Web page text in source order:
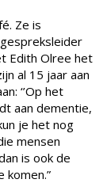
Ze is
Edith Olree het
al 15 jaar aan
‘’Op het
aan dementie,
je het nog
mensen
is ook de
komen.”